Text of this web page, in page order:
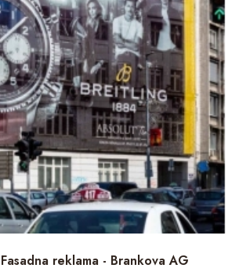
reklama - Brankova AG